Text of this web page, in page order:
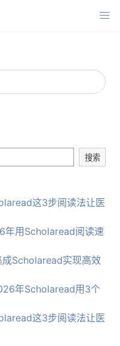
搜索
这3步阅读法让医
年用Scholaread阅读速
Scholaread实现高效
年Scholaread用3个
这3步阅读法让医